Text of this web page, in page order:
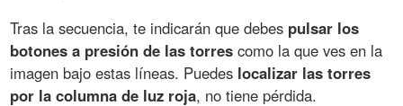
Tras la secuencia, te indicarán que debes pulsar los
botones a presión de las torres como la que ves en la
imagen bajo estas líneas. Puedes localizar las torres
por la columna de luz roja, no tiene pérdida.